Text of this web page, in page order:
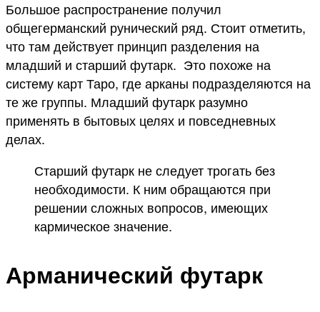
Большое распространение получил
общегерманский рунический ряд. Стоит отметить,
что там действует принцип разделения на
младший и старший футарк. Это похоже на
систему карт Таро, где арканы подразделяются на
те же группы. Младший футарк разумно
применять в бытовых целях и повседневных
делах.
Старший футарк не следует трогать без
необходимости. К ним обращаются при
решении сложных вопросов, имеющих
кармическое значение.
Арманический футарк